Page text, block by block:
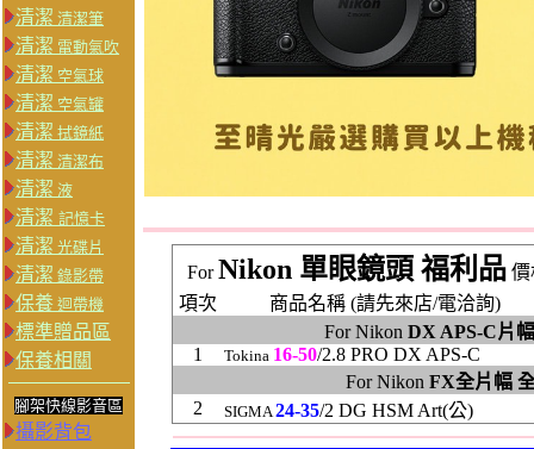
清潔 清潔筆
清潔 電動氣吹
清潔 空氣球
清潔 空氣罐
清潔 拭鏡紙
清潔 清潔布
清潔 液
清潔 記憶卡
清潔 光碟片
清潔 錄影帶
保養 迴帶機
標準贈品區
保養相關
腳架快線影音區
攝影背包
ForNikon 單眼鏡頭 福利品價
項次
商品名稱 (請先來店/電洽詢)
For Nikon DX APS-C片
1
Tokina 16-50/2.8 PRO DX APS-C
For Nikon FX全片幅
2
SIGMA24-35/2 DG HSM Art(公)